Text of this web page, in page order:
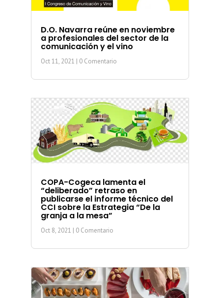
D.O. Navarra reúne en noviembre
a profesionales del sector de la
comunicación y el vino
Oct 11, 2021 | 0 Comentario
COPA-Cogeca lamenta el
“deliberado” retraso en
publicarse el informe técnico del
CCI sobre la Estrategia “De la
granja a la mesa”
Oct 8, 2021 | 0 Comentario